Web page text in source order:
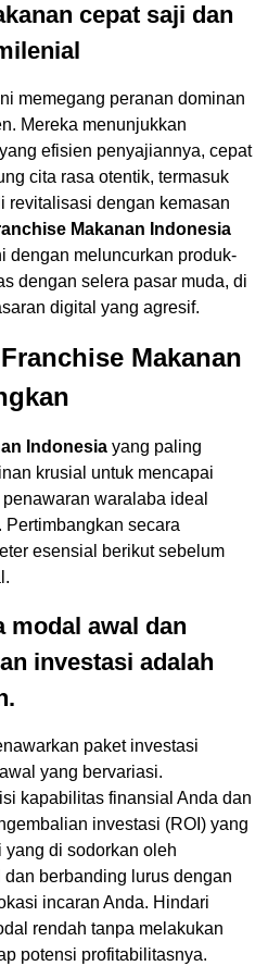
cepat saji dan
memegang peranan dominan
Mereka menunjukkan
efisien penyajiannya, cepat
cita rasa otentik, termasuk
revitalisasi dengan kemasan
Makanan Indonesia
dengan meluncurkan produk-
dengan selera pasar muda, di
digital yang agresif.
Makanan
Indonesia yang paling
krusial untuk mencapai
waralaba ideal
Pertimbangkan secara
esensial berikut sebelum
modal awal dan
investasi adalah
paket investasi
yang bervariasi.
kapabilitas finansial Anda dan
investasi (ROI) yang
di sodorkan oleh
berbanding lurus dengan
incaran Anda. Hindari
rendah tanpa melakukan
potensi profitabilitasnya.